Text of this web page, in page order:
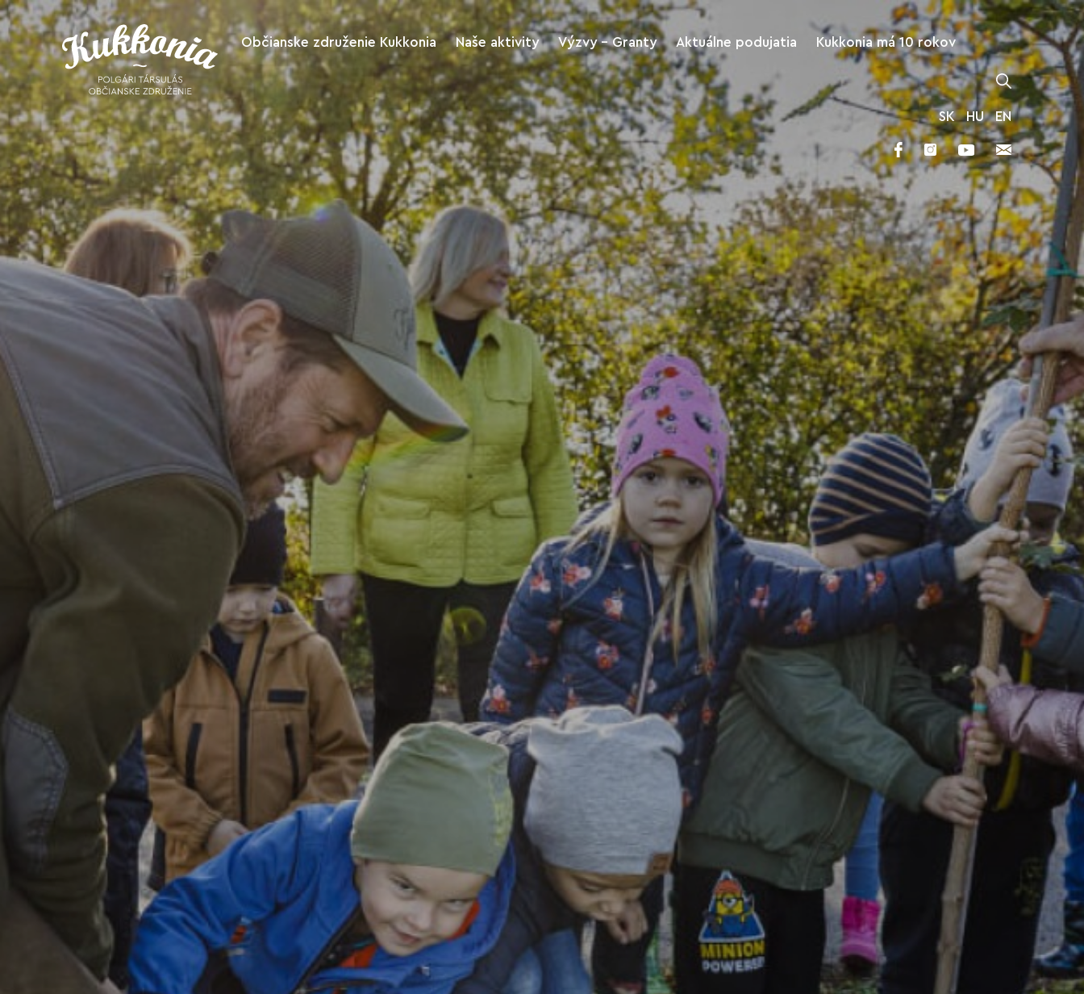
SK HU EN
Občianske združenie Kukkonia
O nás
Ako nás podporiť
Spolupracujeme
Naše aktivity
Kukkonia rozvoj
regiónu a turizmus
Kukkonia kultúra a
šport
Kukkonia Green
Kukkonia Charitas
Výzvy - Granty
Výzvy
Archív Výziev
Stiahnutie tlačív
Aktuálne podujatia Kukkonia má 10 rokov